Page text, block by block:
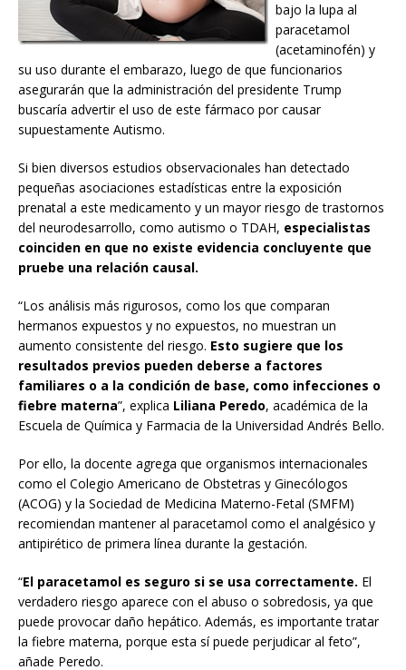
bajo la lupa al
paracetamol
(acetaminofén) y
su uso durante el embarazo, luego de que funcionarios
asegurarán que la administración del presidente Trump
buscaría advertir el uso de este fármaco por causar
supuestamente Autismo.
Si bien diversos estudios observacionales han detectado
pequeñas asociaciones estadísticas entre la exposición
prenatal a este medicamento y un mayor riesgo de trastornos
del neurodesarrollo, como autismo o TDAH, especialistas
coinciden en que no existe evidencia concluyente que
pruebe una relación causal.
“Los análisis más rigurosos, como los que comparan
hermanos expuestos y no expuestos, no muestran un
aumento consistente del riesgo. Esto sugiere que los
resultados previos pueden deberse a factores
familiares o a la condición de base, como infecciones o
fiebre materna”, explica Liliana Peredo, académica de la
Escuela de Química y Farmacia de la Universidad Andrés Bello.
Por ello, la docente agrega que organismos internacionales
como el Colegio Americano de Obstetras y Ginecólogos
(ACOG) y la Sociedad de Medicina Materno-Fetal (SMFM)
recomiendan mantener al paracetamol como el analgésico y
antipirético de primera línea durante la gestación.
“El paracetamol es seguro si se usa correctamente. El
verdadero riesgo aparece con el abuso o sobredosis, ya que
puede provocar daño hepático. Además, es importante tratar
la fiebre materna, porque esta sí puede perjudicar al feto”,
añade Peredo.